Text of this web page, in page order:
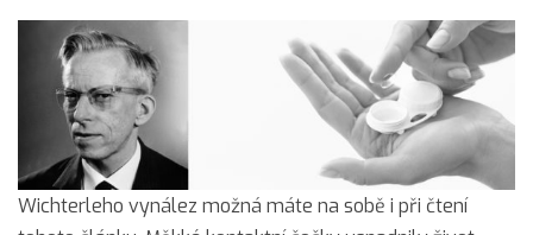
Wichterleho vynález možná máte na sobě i při čtení